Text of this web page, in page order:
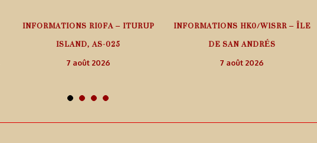
INFORMATIONS RI0FA – ITURUP
ISLAND, AS-025
7 août 2026
INFORMATIONS HK0/W1SRR – ÎLE
DE SAN ANDRÉS
7 août 2026